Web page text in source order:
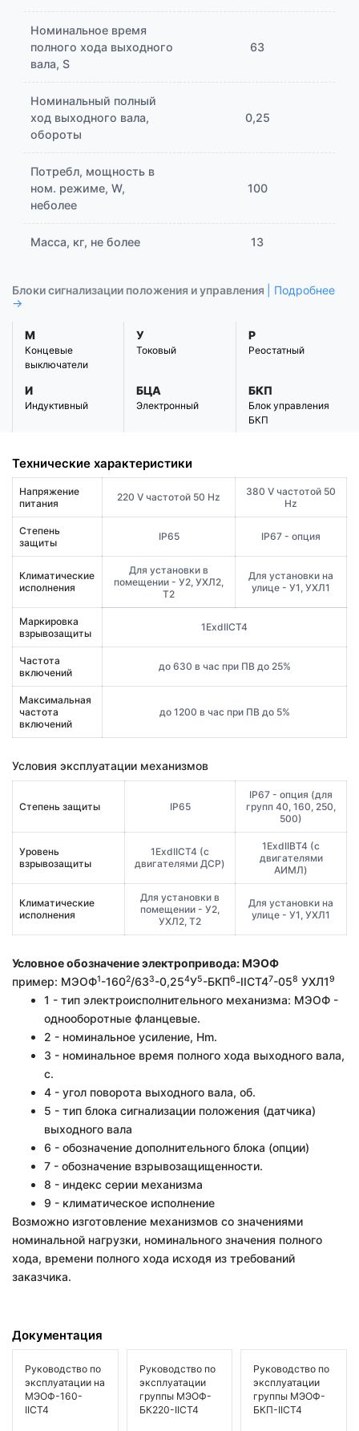
Номинальное время
полного хода выходного
вала, S
63
Номинальный полный
ход выходного вала,
обороты
0,25
Потребл, мощность в
ном. режиме, W,
неболее
100
Масса, кг, не более 13
Блоки сигнализации положения и управления
| Подробнее
→
М
Концевые
выключатели
У
Токовый
Р
Реостатный
И
Индуктивный
БЦА
Электронный
БКП
Блок управления
БКП
Технические характеристики
Напряжение
питания
220 V частотой 50 Hz
380 V частотой 50
Hz
Степень
защиты
IP65 IP67 - опция
Климатические
исполнения
Для установки в
помещении - У2, УХЛ2,
Т2
Для установки на
улице - У1, УХЛ1
Маркировка
взрывозащиты
1ExdIICT4
Частота
включений
до 630 в час при ПВ до 25%
Максимальная
частота
включений
до 1200 в час при ПВ до 5%
Условия эксплуатации механизмов
Степень защиты IP65
IP67 - опция (для
групп 40, 160, 250,
500)
Уровень
взрывозащиты
1ExdIIСT4 (с
двигателями ДСР)
1ExdIIBT4 (с
двигателями
АИМЛ)
Климатические
исполнения
Для установки в
помещении - У2,
УХЛ2, Т2
Для установки на
улице - У1, УХЛ1
Условное обозначение электропривода: МЭОФ
пример: МЭОФ1-1602/633-0,254У5-БКП6-IIСT47-058 УХЛ19
1 - тип электроисполнительного механизма: МЭОФ -
однооборотные фланцевые.
2 - номинальное усиление, Hm.
3 - номинальное время полного хода выходного вала,
с.
4 - угол поворота выходного вала, об.
5 - тип блока сигнализации положения (датчика)
выходного вала
6 - обозначение дополнительного блока (опции)
7 - обозначение взрывозащищенности.
8 - индекс серии механизма
9 - климатическое исполнение
Возможно изготовление механизмов со значениями
номинальной нагрузки, номинального значения полного
хода, времени полного хода исходя из требований
заказчика.
Документация
Руководство по
эксплуатации на
МЭОФ-160-
IICT4
Руководство по
эксплуатации
группы МЭОФ-
БК220-IICT4
Руководство по
эксплуатации
группы МЭОФ-
БКП-IICT4